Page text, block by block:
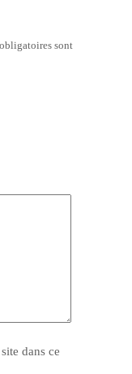
sont
dans ce